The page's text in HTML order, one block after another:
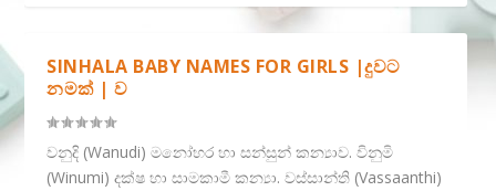
SINHALA BABY NAMES FOR GIRLS |දුවට
නමක් | ව
වනුදි (Wanudi) මනෝහර හා සන්සුන් කන්‍යාව. විනුමි
(Winumi) දක්ෂ හා සාමකාමී කන්‍යා. වස්සාන්ති (Vassaanthi)